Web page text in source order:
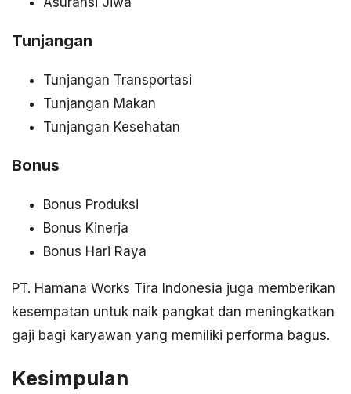
Tunjangan
Tunjangan Transportasi
Tunjangan Makan
Tunjangan Kesehatan
Bonus
Bonus Produksi
Bonus Kinerja
Bonus Hari Raya
PT. Hamana Works Tira Indonesia juga memberikan
kesempatan untuk naik pangkat dan meningkatkan
gaji bagi karyawan yang memiliki performa bagus.
Kesimpulan